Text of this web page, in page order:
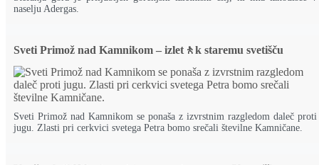
naselju Adergas.
Sveti Primož nad Kamnikom – izlet🚶k staremu svetišču
Sveti Primož nad Kamnikom se ponaša z izvrstnim razgledom daleč proti
jugu. Zlasti pri cerkvici svetega Petra bomo srečali številne Kamničane.